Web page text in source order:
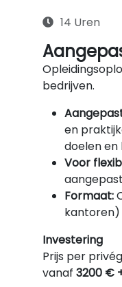
14 Uren
bedrijven.
en
doelen
Voor
Formaat:
kantoren)
Investering
Prijs per
vanaf 3200 €